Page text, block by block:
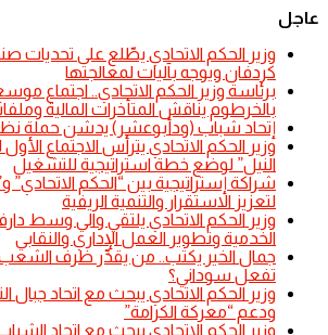
عاجل
​وزير الحكم الاتحادي يطّلع على تحديات
كردفان ويوجه بآليات لمعالجتها
​برئاسة وزير الحكم الاتحادي.. اجتماع
بالخرطوم يناقش المتأخرات المالية
إتحاد شباب (ودأبوعشر) يدشن حملة
وزير الحكم الاتحادي يترأس الاجتماع
النيل” لوضع خطة استراتيجية للتشغيل
شراكة إستراتيجية بين “الحكم الاتحادي”
لتعزيز الاستقرار والتنمية الريفية
​وزير الحكم الاتحادي يلتقي والي وسط
الخدمية وتطوير العمل الإداري والنقابي
جمال الخير يكتب.. من يقدِّر ظرف الشعب
تفعل سوداني؟
​وزير الحكم الاتحادي يبحث مع اتحاد جبال
ودعم “معركة الكرامة”
​وزير الحكم الاتحادي يبحث مع اتحاد